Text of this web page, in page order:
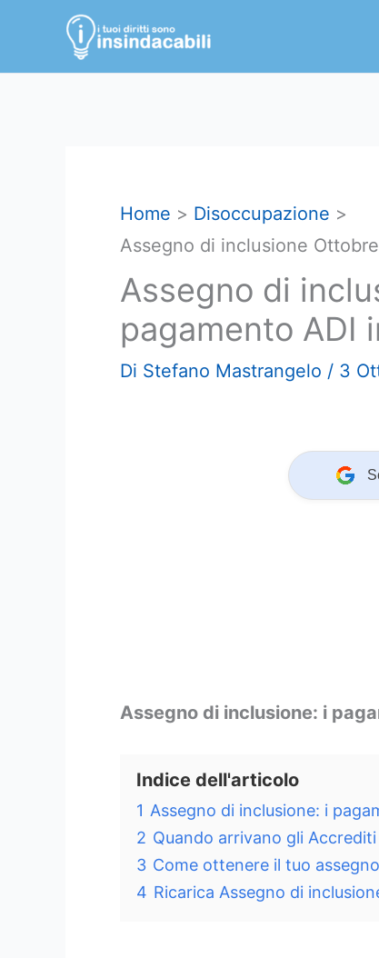
contenuto
Home
Disoccupazione
Assegno di inclusione
Assegno di
pagamento ADI
Di Stefano Mastrangelo / 3
Assegno di inclusione: i
Indice dell'articolo
1 Assegno di inclusione: i
2 Quando arrivano gli
3 Come ottenere il tuo
4 Ricarica Assegno di